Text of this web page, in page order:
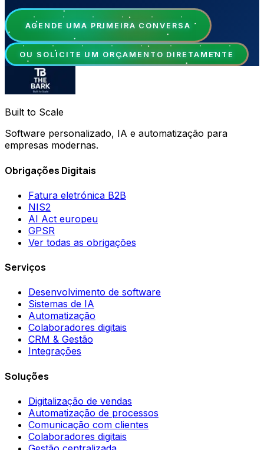
AGENDE UMA PRIMEIRA CONVERSA
OU SOLICITE UM ORÇAMENTO DIRETAMENTE
Built to Scale
Software personalizado, IA e automatização para
empresas modernas.
Obrigações Digitais
Fatura eletrónica B2B
NIS2
AI Act europeu
GPSR
Ver todas as obrigações
Serviços
Desenvolvimento de software
Sistemas de IA
Automatização
Colaboradores digitais
CRM & Gestão
Integrações
Soluções
Digitalização de vendas
Automatização de processos
Comunicação com clientes
Colaboradores digitais